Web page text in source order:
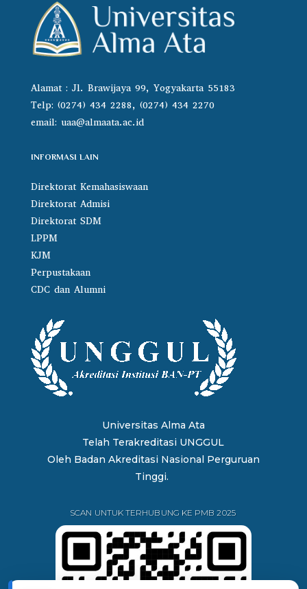
Alamat : Jl. Brawijaya 99, Yogyakarta 55183
Telp: (0274) 434 2288, (0274) 434 2270
email: uaa@almaata.ac.id
INFORMASI LAIN
Direktorat Kemahasiswaan
Direktorat Admisi
Direktorat SDM
LPPM
KJM
Perpustakaan
CDC dan Alumni
Universitas Alma Ata
Telah Terakreditasi UNGGUL
Oleh Badan Akreditasi Nasional Perguruan
Tinggi.
SCAN UNTUK TERHUBUNG KE PMB 2025